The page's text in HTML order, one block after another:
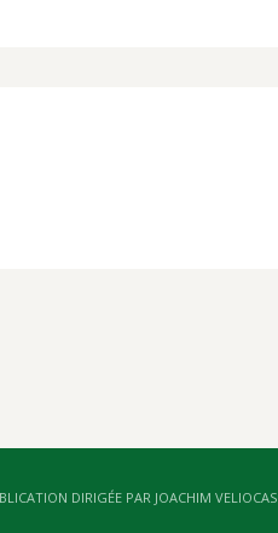
DIRIGÉE PAR JOACHIM VELIOCAS